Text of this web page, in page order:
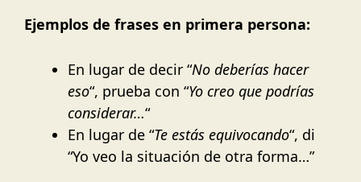
Ejemplos de frases en primera persona:
En lugar de decir “No deberías hacer
eso“, prueba con “Yo creo que podrías
considerar…“
En lugar de “Te estás equivocando“, di
“Yo veo la situación de otra forma…”